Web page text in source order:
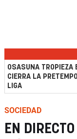
OSASUNA TROPIEZA
CIERRA LA
LIGA
SOCIEDAD
EN